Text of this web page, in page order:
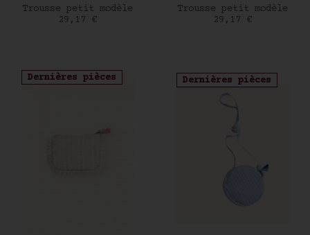
AJOUTER AU PANIER
Trousse petit modèle
Prix
29,17 €
AJOUTER AU PANIER
Trousse petit modèle
Prix
29,17 €
Dernières pièces Dernières pièces